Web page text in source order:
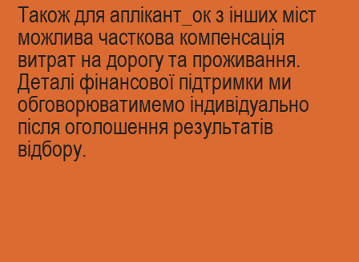
Також для аплікант_ок з інших міст
можлива часткова компенсація
витрат на дорогу та проживання.
Деталі фінансової підтримки ми
обговорюватимемо індивідуально
після оголошення результатів
відбору.